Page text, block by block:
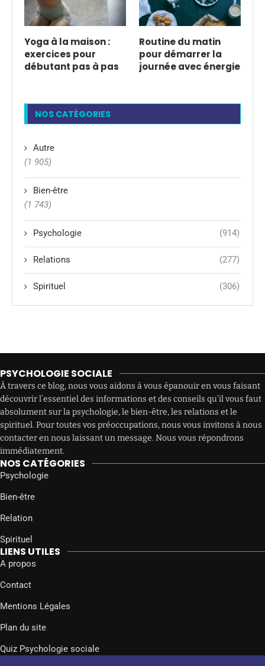
Yoga à la maison :
exercices pour
débutant pas à pas
Routine du matin
pour démarrer la
journée avec énergie
NOS CATÉGORIES
Autre
(1 905)
Bien-être
(1 743)
Psychologie (914)
Relations (277)
Spirituel (306)
PSYCHOLOGIE SOCIALE
À travers ce blog, nous vous aidons à vous épanouir en vous faisant
découvrir l’essentiel des informations et des conseils qu’il vous faut
absolument sur la psychologie, le bien-être, les relations et le
spirituel. Pour toutes vos préoccupations, nous vous invitons à nous
contacter en nous laissant un message. Nous vous répondrons
immédiatement.
NOS CATÉGORIES
Psychologie
Bien-être
Relation
Spirituel
LIENS UTILES
A propos
Contact
Mentions Légales
Plan du site
Quiz Psychologie sociale